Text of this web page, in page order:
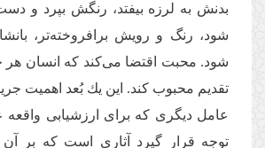
بدنش به لرزه بیفتد، رنگش بپرد و
شود، رنگ و رویش برافروخته‌‌تر،
شود. محبت اقتضا می‌‌كند كه انسان هر
تقدیم محبوب كند. این یك بُعد اهمیت
عامل دیگری که برای ارزشیابی واقعه
توجه قرار گیرد آثاری است كه بر